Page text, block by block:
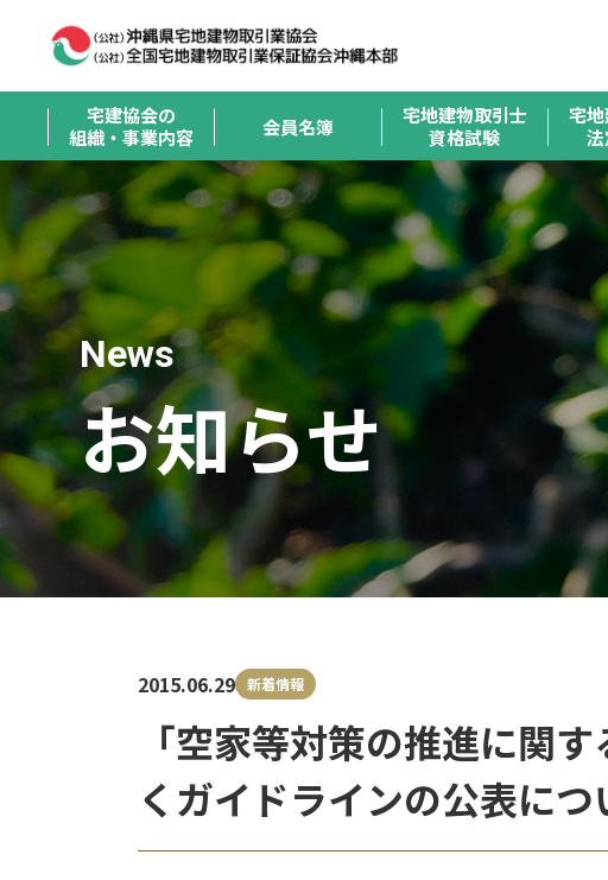
宅建協会の
組織・事業内容
会員名簿
宅地建物取引士
資格試験
宅
News
お知らせ
「空家等対策の推進に関
くガイドラインの公表につ
2015.06.29 新着情報